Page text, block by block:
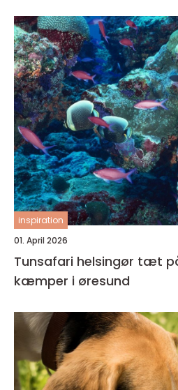
inspiration
01. April 2026
Tunsafari helsingør tæt på nordatlantiske
kæmper i øresund